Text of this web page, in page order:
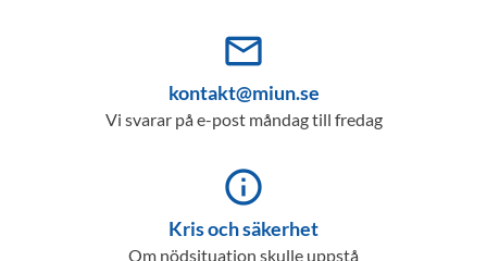
mail_outline
kontakt@miun.se
Vi svarar på e-post måndag till fredag
info_outline
Kris och säkerhet
Om nödsituation skulle uppstå